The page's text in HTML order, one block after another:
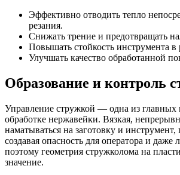
Эффективно отводить тепло
резания.
Снижать трение и предотвращать
Повышать стойкость инструмента в
Улучшать качество обработанной
Образование и контроль
Управление стружкой — одна из главных
обработке нержавейки. Вязкая,
наматываться на заготовку и инструмент,
создавая опасность для оператора и
поэтому геометрия стружколома на
значение.